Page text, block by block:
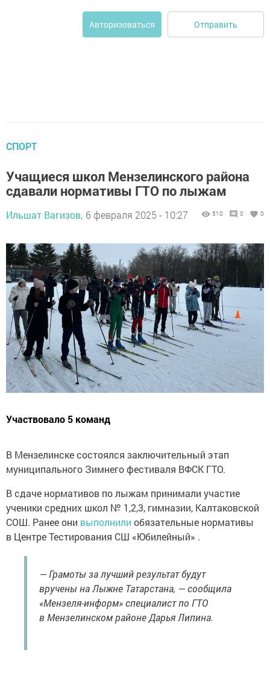
Авторизоваться Отправить
СПОРТ
Учащиеся школ Мензелинского района
сдавали нормативы ГТО по лыжам
Ильшат Вагизов, 6 февраля 2025 - 10:27 510 0 0
Участвовало 5 команд
В Мензелинске состоялся заключительный этап
муниципального Зимнего фестиваля ВФСК ГТО.
В сдаче нормативов по лыжам принимали участие
ученики средних школ № 1,2,3, гимназии, Калтаковской
СОШ. Ранее они выполнили обязательные нормативы
в Центре Тестирования СШ «Юбилейный» .
— Грамоты за лучший результат будут
вручены на Лыжне Татарстана, — сообщила
«Мензеля-информ» специалист по ГТО
в Мензелинском районе Дарья Липина.